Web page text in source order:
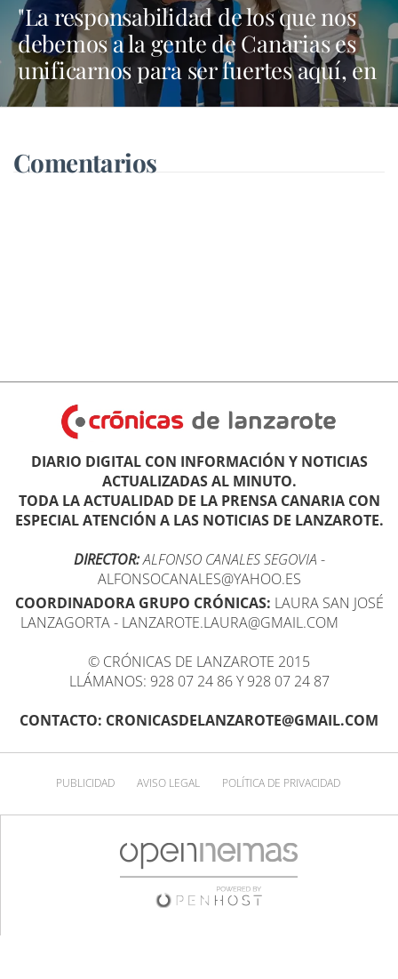
"La responsabilidad de los que nos
debemos a la gente de Canarias es
unificarnos para ser fuertes aquí, en
Madrid y en Bruselas"
Comentarios
DIARIO DIGITAL CON INFORMACIÓN Y NOTICIAS
ACTUALIZADAS AL MINUTO.
TODA LA ACTUALIDAD DE LA PRENSA CANARIA CON
ESPECIAL ATENCIÓN A LAS NOTICIAS DE LANZAROTE.
DIRECTOR:ALFONSO CANALES SEGOVIA -
ALFONSOCANALES@YAHOO.ES
COORDINADORA GRUPO CRÓNICAS: LAURA SAN JOSÉ
LANZAGORTA - LANZAROTE.LAURA@GMAIL.COM
© CRÓNICAS DE LANZAROTE 2015
LLÁMANOS: 928 07 24 86 Y 928 07 24 87
CONTACTO: CRONICASDELANZAROTE@GMAIL.COM
PUBLICIDAD AVISO LEGAL POLÍTICA DE PRIVACIDAD